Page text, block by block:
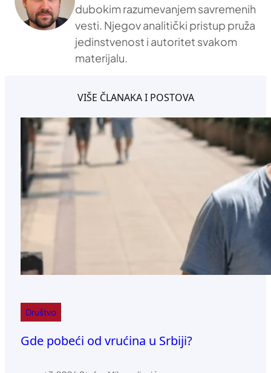
dubokim razumevanjem savremenih
vesti. Njegov analitički pristup pruža
jedinstvenost i autoritet svakom
materijalu.
VIŠE ČLANAKA I POSTOVA
Društvo
Gde pobeći od vrućina u Srbiji?